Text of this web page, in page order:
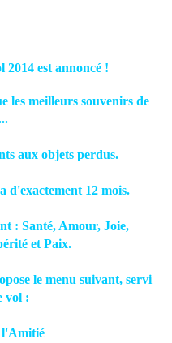
est annoncé !
les meilleurs souvenirs de
aux objets perdus.
d'exactement 12 mois.
: Santé, Amour, Joie,
et Paix.
le menu suivant, servi
vol :
l'Amitié